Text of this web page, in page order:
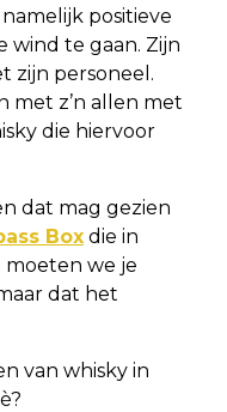
positieve
wind te gaan. Zijn
zijn personeel.
met z’n allen met
die hiervoor
dat mag gezien
Box die in
moeten we je
dat het
van whisky in